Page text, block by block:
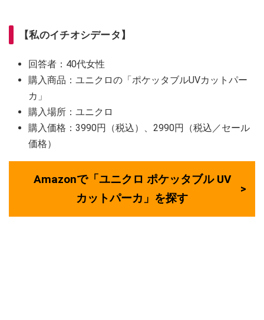
【私のイチオシデータ】
回答者：40代女性
購入商品：ユニクロの「ポケッタブルUVカットパー
カ」
購入場所：ユニクロ
購入価格：3990円（税込）、2990円（税込／セール
価格）
Amazonで「ユニクロ ポケッタブル UV
カットパーカ」を探す